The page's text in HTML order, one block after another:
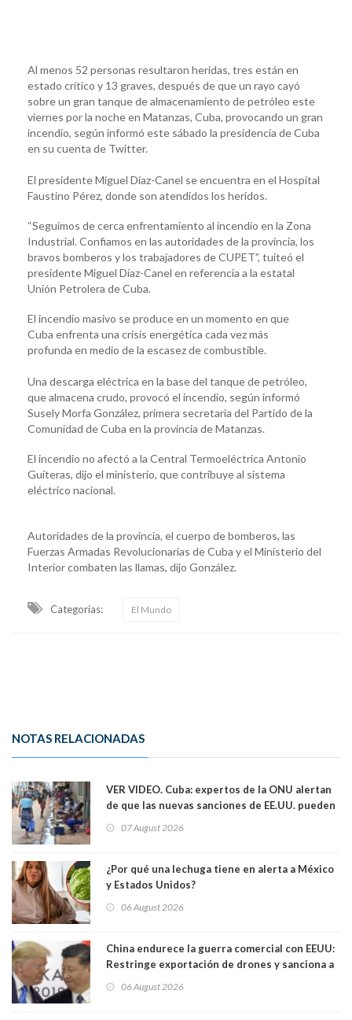
Al menos 52 personas resultaron heridas, tres están en
estado crítico y 13 graves, después de que un rayo cayó
sobre un gran tanque de almacenamiento de petróleo este
viernes por la noche en Matanzas, Cuba, provocando un gran
incendio, según informó este sábado la presidencia de Cuba
en su cuenta de Twitter.
El presidente Miguel Díaz-Canel se encuentra en el Hospital
Faustino Pérez, donde son atendidos los heridos.
“Seguimos de cerca enfrentamiento al incendio en la Zona
Industrial. Confiamos en las autoridades de la provincia, los
bravos bomberos y los trabajadores de CUPET”, tuiteó el
presidente Miguel Díaz-Canel en referencia a la estatal
Unión Petrolera de Cuba.
El incendio masivo se produce en un momento en que
Cuba enfrenta una crisis energética cada vez más
profunda en medio de la escasez de combustible.
Una descarga eléctrica en la base del tanque de petróleo,
que almacena crudo, provocó el incendio, según informó
Susely Morfa González, primera secretaria del Partido de la
Comunidad de Cuba en la provincia de Matanzas.
El incendio no afectó a la Central Termoeléctrica Antonio
Guiteras, dijo el ministerio, que contribuye al sistema
eléctrico nacional.
Autoridades de la provincia, el cuerpo de bomberos, las
Fuerzas Armadas Revolucionarias de Cuba y el Ministerio del
Interior combaten las llamas, dijo González.
Categorias: El Mundo
NOTAS RELACIONADAS
VER VIDEO. Cuba: expertos de la ONU alertan
de que las nuevas sanciones de EE.UU. pueden
07 August 2026
¿Por qué una lechuga tiene en alerta a México
y Estados Unidos?
06 August 2026
China endurece la guerra comercial con EEUU:
Restringe exportación de drones y sanciona a
06 August 2026